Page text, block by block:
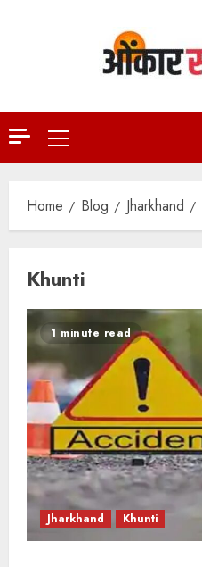
Primary
Menu
Home Blog Jharkhand
Khunti
1 minute read
Jharkhand Khunti